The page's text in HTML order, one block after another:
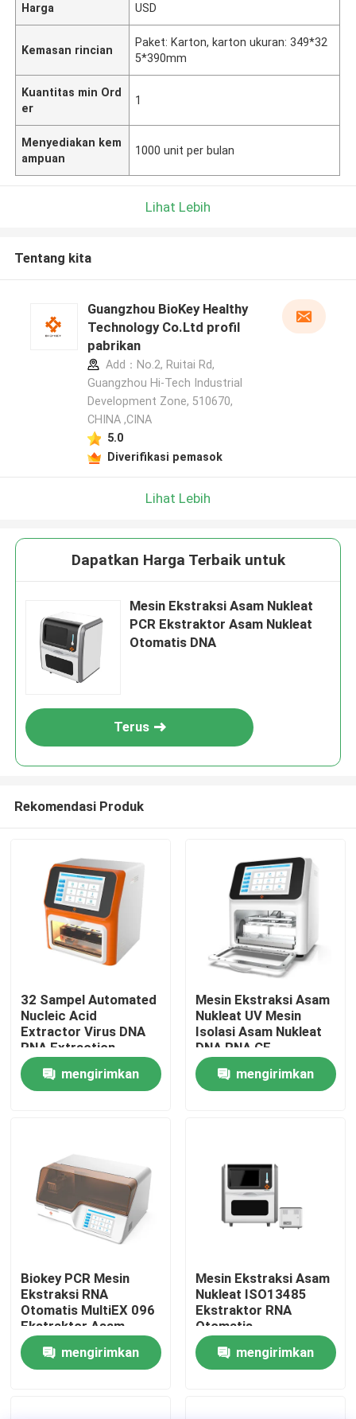
Rumah
Produk
Video
Tentang kami
Tur Pabrik
Hubungi kami
Berita
Harga USD
Kemasan rincian
Paket: Karton, karton ukuran: 349*32
5*390mm
Kuantitas min Ord
er
1
Menyediakan kem
ampuan
1000 unit per bulan
Lihat Lebih
Tentang kita
Guangzhou BioKey Healthy
Technology Co.Ltd profil
pabrikan
Add：No.2, Ruitai Rd,
Guangzhou Hi-Tech Industrial
Development Zone, 510670,
CHINA ,CINA
5.0
Diverifikasi pemasok
Lihat Lebih
Dapatkan Harga Terbaik untuk
Mesin Ekstraksi Asam Nukleat
PCR Ekstraktor Asam Nukleat
Otomatis DNA
Terus
Rekomendasi Produk
32 Sampel Automated
Nucleic Acid
Extractor Virus DNA
RNA Extraction
Machine
mengirimkan
Mesin Ekstraksi Asam
Nukleat UV Mesin
Isolasi Asam Nukleat
DNA RNA CE
mengirimkan
Biokey PCR Mesin
Ekstraksi RNA
Otomatis MultiEX 096
Ekstraktor Asam
Nukleat
mengirimkan
Mesin Ekstraksi Asam
Nukleat ISO13485
Ekstraktor RNA
Otomatis
mengirimkan